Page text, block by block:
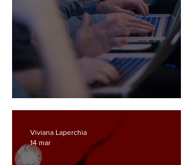
L’AI ci ruberà il lavoro?
Viviana Laperchia
14 mar